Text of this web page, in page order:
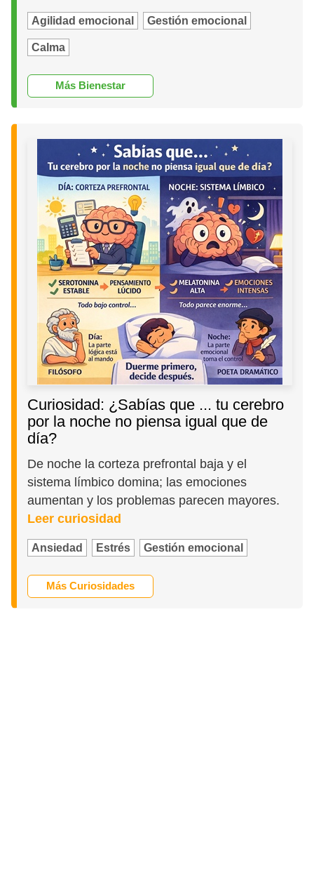
Agilidad emocional Gestión emocional
Calma
Más Bienestar
Curiosidad: ¿Sabías que ... tu cerebro
por la noche no piensa igual que de
día?
De noche la corteza prefrontal baja y el
sistema límbico domina; las emociones
aumentan y los problemas parecen mayores.
Leer curiosidad
Ansiedad Estrés Gestión emocional
Más Curiosidades